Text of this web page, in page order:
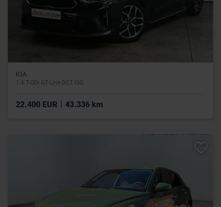
KIA
1.4 T-GDi GT-Line DCT ISG
22.400 EUR | 43.336 km